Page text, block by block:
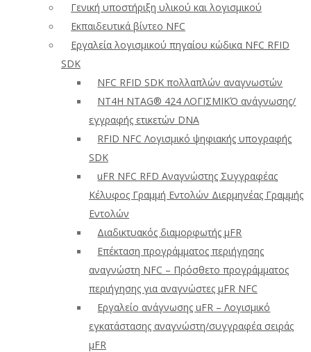
Γενική υποστήριξη υλικού και λογισμικού
Εκπαιδευτικά βίντεο NFC
Εργαλεία λογισμικού πηγαίου κώδικα NFC RFID
SDK
NFC RFID SDK πολλαπλών αναγνωστών
NT4H NTAG® 424 ΛΟΓΙΣΜΙΚΌ ανάγνωσης/
εγγραφής ετικετών DNA
RFID NFC Λογισμικό ψηφιακής υπογραφής
SDK
uFR NFC RFD Αναγνώστης Συγγραφέας
Κέλυφος Γραμμή Εντολών Διερμηνέας Γραμμής
Εντολών
Διαδικτυακός διαμορφωτής μFR
Επέκταση προγράμματος περιήγησης
αναγνώστη NFC – Πρόσθετο προγράμματος
περιήγησης για αναγνώστες μFR NFC
Εργαλείο ανάγνωσης uFR – Λογισμικό
εγκατάστασης αναγνώστη/συγγραφέα σειράς
μFR